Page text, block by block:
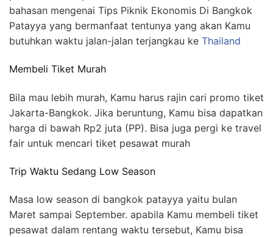
bahasan mengenai Tips Piknik Ekonomis Di Bangkok
Patayya yang bermanfaat tentunya yang akan Kamu
butuhkan waktu jalan-jalan terjangkau ke Thailand
Membeli Tiket Murah
Bila mau lebih murah, Kamu harus rajin cari promo tiket
Jakarta-Bangkok. Jika beruntung, Kamu bisa dapatkan
harga di bawah Rp2 juta (PP). Bisa juga pergi ke travel
fair untuk mencari tiket pesawat murah
Trip Waktu Sedang Low Season
Masa low season di bangkok patayya yaitu bulan
Maret sampai September. apabila Kamu membeli tiket
pesawat dalam rentang waktu tersebut, Kamu bisa